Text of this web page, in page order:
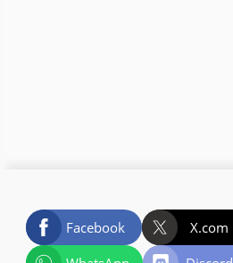
Facebook X.com